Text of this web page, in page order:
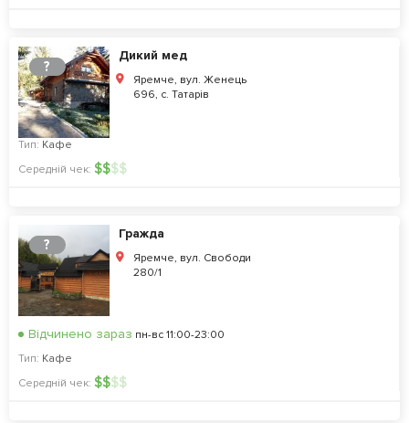
?
Дикий мед
Яремче, вул. Женець
696, с. Татарів
Тип: Кафе
Середній чек: $$$$
?
Гражда
Яремче, вул. Свободи
280/1
Відчинено зараз пн-вс 11:00-23:00
Тип: Кафе
Середній чек: $$$$